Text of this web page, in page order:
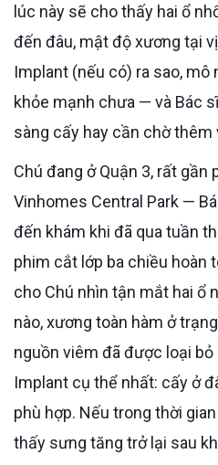
lúc này sẽ cho thấy hai ổ
đến đâu, mật độ xương tại
Implant (nếu có) ra sao, mô
khỏe mạnh chưa — và Bác
sàng cấy hay cần chờ thêm
Chú đang ở Quận 3, rất gần phòng khám Dr. Care tại
Vinhomes Central Park —
đến khám khi đã qua tuần
phim cắt lớp ba chiều hoàn
cho Chú nhìn tận mắt hai ổ
nào, xương toàn hàm ở
nguồn viêm đã được loại
Implant cụ thể nhất: cấy ở
phù hợp. Nếu trong thời
thấy sưng tăng trở lại sau